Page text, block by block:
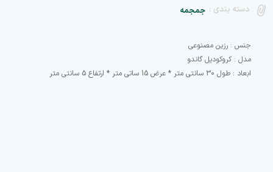
دسته بندی : جمجمه
ابعاد : طول 30 سانتی متر * عرض 15 ساتی متر * ارتفاع 5 سانتی متر